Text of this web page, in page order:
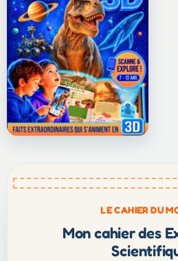
LE CAHIER DU
Mon cahier des